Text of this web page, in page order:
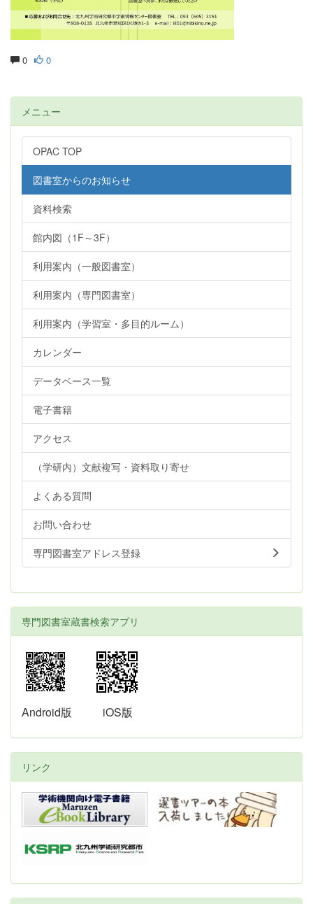
0 0
メニュー
OPAC TOP
図書室からのお知らせ
資料検索
館内図（1F～3F）
利用案内（一般図書室）
利用案内（専門図書室）
利用案内（学習室・多目的ルーム）
カレンダー
データベース一覧
電子書籍
アクセス
（学研内）文献複写・資料取り寄せ
よくある質問
お問い合わせ
専門図書室アドレス登録
専門図書室蔵書検索アプリ
Android版 iOS版
リンク